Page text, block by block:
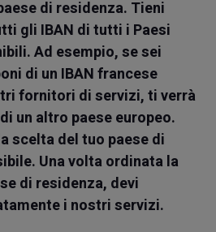
di residenza. Tieni
gli IBAN di tutti i Paesi
Ad esempio, se sei
di un IBAN francese
fornitori di servizi, ti verrà
un altro paese europeo.
scelta del tuo paese di
Una volta ordinata la
di residenza, devi
i nostri servizi.